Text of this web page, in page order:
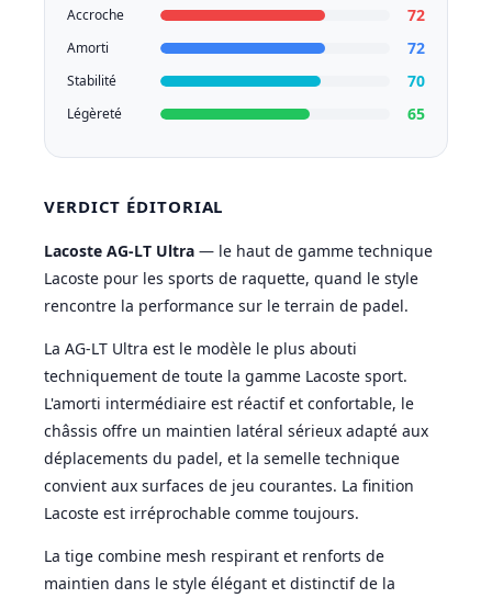
Accroche 72
Amorti 72
Stabilité 70
Légèreté 65
VERDICT ÉDITORIAL
Lacoste AG-LT Ultra — le haut de gamme technique
Lacoste pour les sports de raquette, quand le style
rencontre la performance sur le terrain de padel.
La AG-LT Ultra est le modèle le plus abouti
techniquement de toute la gamme Lacoste sport.
L'amorti intermédiaire est réactif et confortable, le
châssis offre un maintien latéral sérieux adapté aux
déplacements du padel, et la semelle technique
convient aux surfaces de jeu courantes. La finition
Lacoste est irréprochable comme toujours.
La tige combine mesh respirant et renforts de
maintien dans le style élégant et distinctif de la